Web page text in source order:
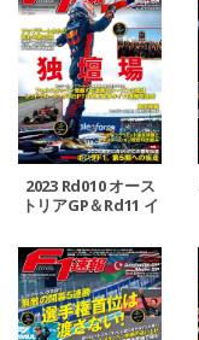
2023 Rd010 オース
トリアGP＆Rd11 イ